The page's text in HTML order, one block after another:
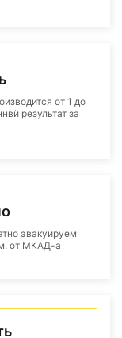
от 1 до
результат за
эвакуируем
от МКАД-а